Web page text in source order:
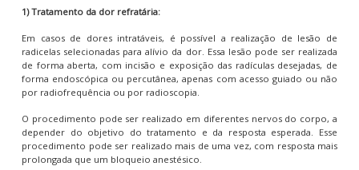
1) Tratamento da dor refratária:
Em casos de dores intratáveis, é possível a realização de lesão de
radicelas selecionadas para alívio da dor. Essa lesão pode ser realizada
de forma aberta, com incisão e exposição das radículas desejadas, de
forma endoscópica ou percutânea, apenas com acesso guiado ou não
por radiofrequência ou por radioscopia.
O procedimento pode ser realizado em diferentes nervos do corpo, a
depender do objetivo do tratamento e da resposta esperada. Esse
procedimento pode ser realizado mais de uma vez, com resposta mais
prolongada que um bloqueio anestésico.